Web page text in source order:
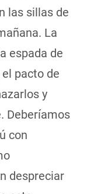
las sillas de
La
espada de
pacto de
y
Deberíamos
con
despreciar